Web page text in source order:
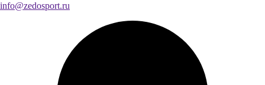
info@zedosport.ru